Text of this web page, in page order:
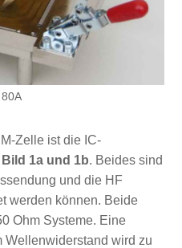
Zelle ist die IC-
Bild 1a und 1b. Beides sind
und die HF
werden können. Beide
Ohm Systeme. Eine
Wellenwiderstand wird zu